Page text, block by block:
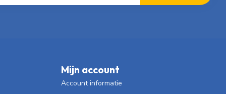
Mijn account
Account informatie